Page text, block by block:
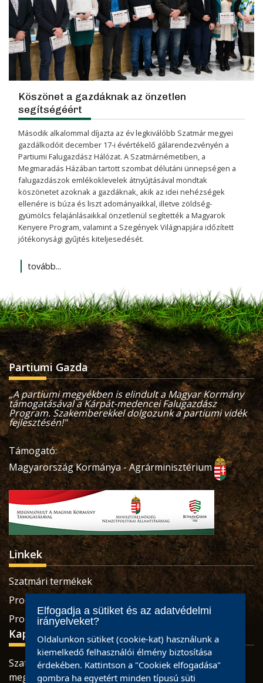
Köszönet a gazdáknak az önzetlen
segítségéért
Második alkalommal díjazta az év legkiválóbb Szatmár megyei
gazdálkodóit december 17-i évértékelő gálarendezvényén a
Partiumi Falugazdász Hálózat. A Szatmárnémetiben, a
Megmaradás Házában tartott szombat délutáni ünnepségen a
falugazdászok emlékoklevelek átnyújtásával mondtak
köszönetet azoknak a gazdáknak, akik az idei nehézségek
ellenére is búza és liszt adományaikkal, illetve zöldség-
gyümölcs felajánlásaikkal önzetlenül segítették a Magyarok
Kenyere Program, valamint a Szegények Világnapjára időzített
jótékonysági gyűjtés kiteljesedését.
tovább...
Partiumi Gazda
„A partiumi megyékben is elindult a Magyar Kormány
támogatásával a Kárpát-medencei Falugazdász
Program. Szakemberekkel dolgozunk a partiumi vidék
fejlesztésén!"
Támogató:
Magyarország Kormánya - Agrárminisztérium
Linkek
Szatmári termékek
Produse sătmărene
Pro Economica Alapítvány
Kapcsolat
Szatmárnémeti, Retezatului utca, 32 szám, Szatmár
megye
Elfogadja a sütiket és az adatvédelmi
irányelveket?
Oldalunkon sütiket (cookie-kat) használunk a
kiemelkedő felhasználói élmény biztosítása
érdekében. Kattintson a "Cookiek elfogadása"
gombra ha egyetért minden típusú süti